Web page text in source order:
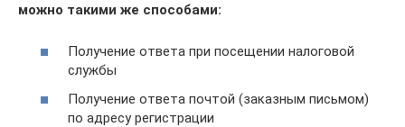
можно такими же способами:
Получение ответа при посещении налоговой
службы
Получение ответа почтой (заказным письмом)
по адресу регистрации